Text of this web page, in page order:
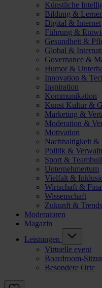
Künstliche
Bildung &
Digital & Internet
Führung &
Gesundheit &
Global &
Governance &
Humor &
Innovation &
Inspiration
Kommunikation
Kunst Kultur &
Marketing &
Moderation &
Motivation
Nachhaltigkeit &
Politik &
Sport &
Unternehmertum
Vielfalt &
Wirtschaft &
Wissenschaft
Zukunft & Trends
Moderatoren
Magazin
Leistungen
Virtuelle event
Boardroom-
Besondere Orte